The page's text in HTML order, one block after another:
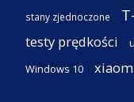
stany zjednoczone
testy prędkości
Windows 10